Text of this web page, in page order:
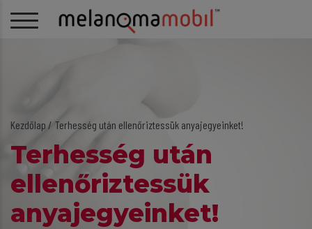
Kezdőlap Terhesség után ellenőriztessük anyajegyeinket!
Terhesség után
ellenőriztessük
anyajegyeinket!